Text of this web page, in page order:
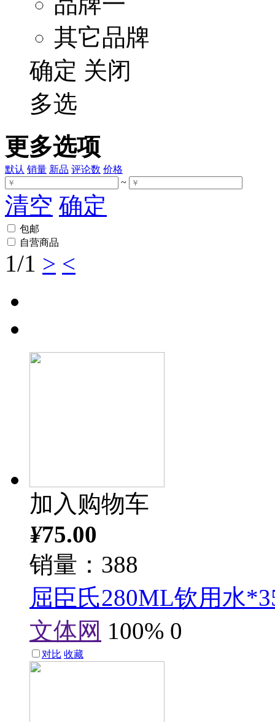
其它品牌
确定 关闭
多选
更多选项
默认 销量 新品 评论数 价格
~
清空 确定
包邮
自营商品
1/1 > <
加入购物车
¥75.00
销量：388
屈臣氏280ML钦用水
文体网 100% 0
对比 收藏